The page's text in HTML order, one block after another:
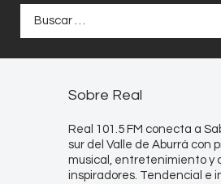
Sobre Real
Real 101.5 FM conecta a
sur del Valle de Aburrá con
musical, entretenimiento y
inspiradores. Tendencial e